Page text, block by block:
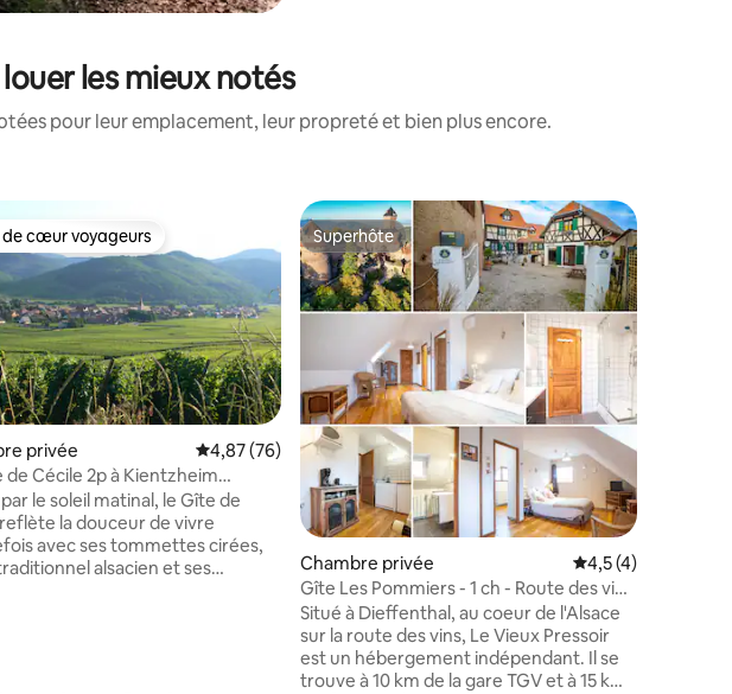
les mieux notés
pour leur emplacement, leur propreté et bien plus encore.
sur la base de 16 commentaires : 4,81 sur 5
de cœur voyageurs
de cœur voyageurs
privée Évaluation moyenne sur la base de 76 commentaires : 4,87 sur 5
4,87 (76)
de Cécile 2p à Kientzheim
le soleil matinal, le Gîte de
la douceur de vivre
avec ses tommettes cirées,
alsacien et ses
Superhôte
Superhôte
Chambre privée Évaluation
4,5 (4)
Gîte Les Pommiers - 1 ch - Route des vins
Alsace
Situé à Dieffenthal, au coeur de l'Alsace
sur la route des vins, Le Vieux Pressoir
est un hébergement indépendant. Il se
trouve à 10 km de la gare TGV et à 15 km